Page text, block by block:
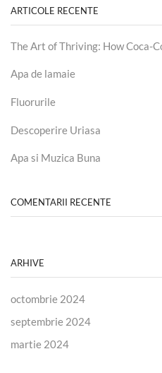
ARTICOLE RECENTE
The Art of Thriving: How Coca-
Apa de lamaie
Fluorurile
Descoperire Uriasa
Apa si Muzica Buna
COMENTARII RECENTE
ARHIVE
octombrie 2024
septembrie 2024
martie 2024